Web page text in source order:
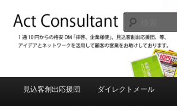
アクトコンサルタン
送、見込み客創出応援
1通10円からの格安DM「拝啓、企業様便」、見
アを駆使してお客様の売り上げUPをお手伝いし
見込客創出応援団 ダイレクトメール